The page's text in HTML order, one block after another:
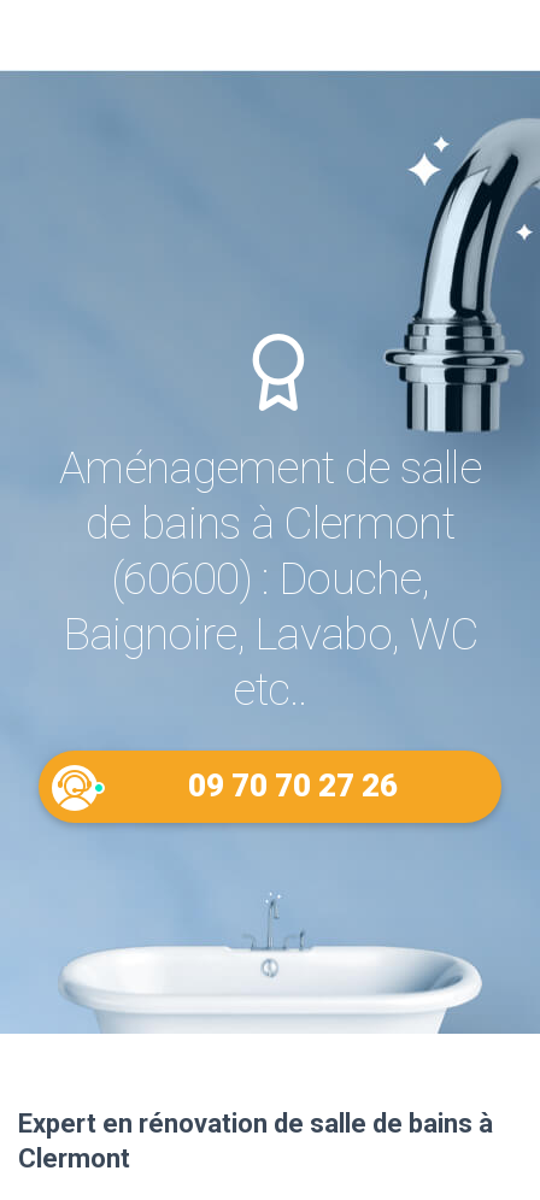
Aménagement de salle
de bains à Clermont
(60600) : Douche,
Baignoire, Lavabo, WC
etc..
09 70 70 27 26
Expert en rénovation de salle de bains à
Clermont